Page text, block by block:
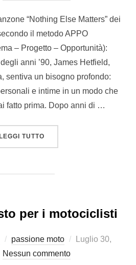
“Nothing Else Matters” dei
il metodo APPO
– Progetto – Opportunità):
anni ’90, James Hetfield,
sentiva un bisogno profondo:
e intime in un modo che
fatto prima. Dopo anni di …
LEGGI TUTTO“NOTHING ELSE
per i motociclisti
passione moto
Pubblicato
Luglio 30,
Nessun commento